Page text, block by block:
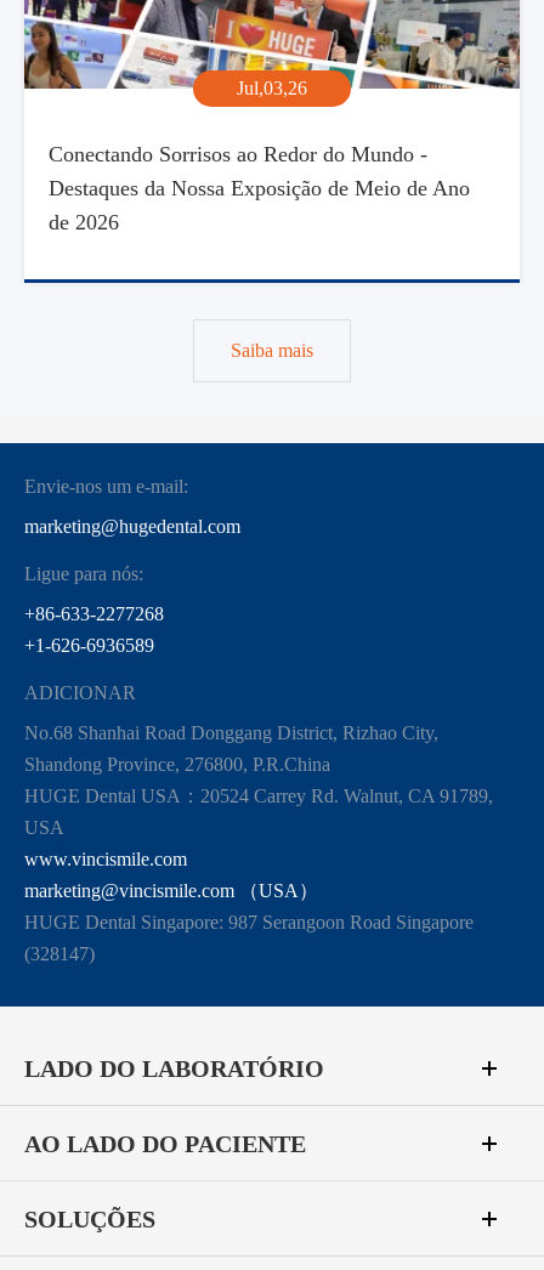
Jul,03,26
Conectando Sorrisos ao Redor do Mundo -
Destaques da Nossa Exposição de Meio de Ano
de 2026
Saiba mais
Envie-nos um e-mail:
marketing@hugedental.com
Ligue para nós:
+86-633-2277268
+1-626-6936589
ADICIONAR
No.68 Shanhai Road Donggang District, Rizhao City,
Shandong Province, 276800, P.R.China
HUGE Dental USA：20524 Carrey Rd. Walnut, CA 91789,
USA
www.vincismile.com
marketing@vincismile.com （USA）
HUGE Dental Singapore: 987 Serangoon Road Singapore
(328147)
LADO DO LABORATÓRIO
AO LADO DO PACIENTE
SOLUÇÕES